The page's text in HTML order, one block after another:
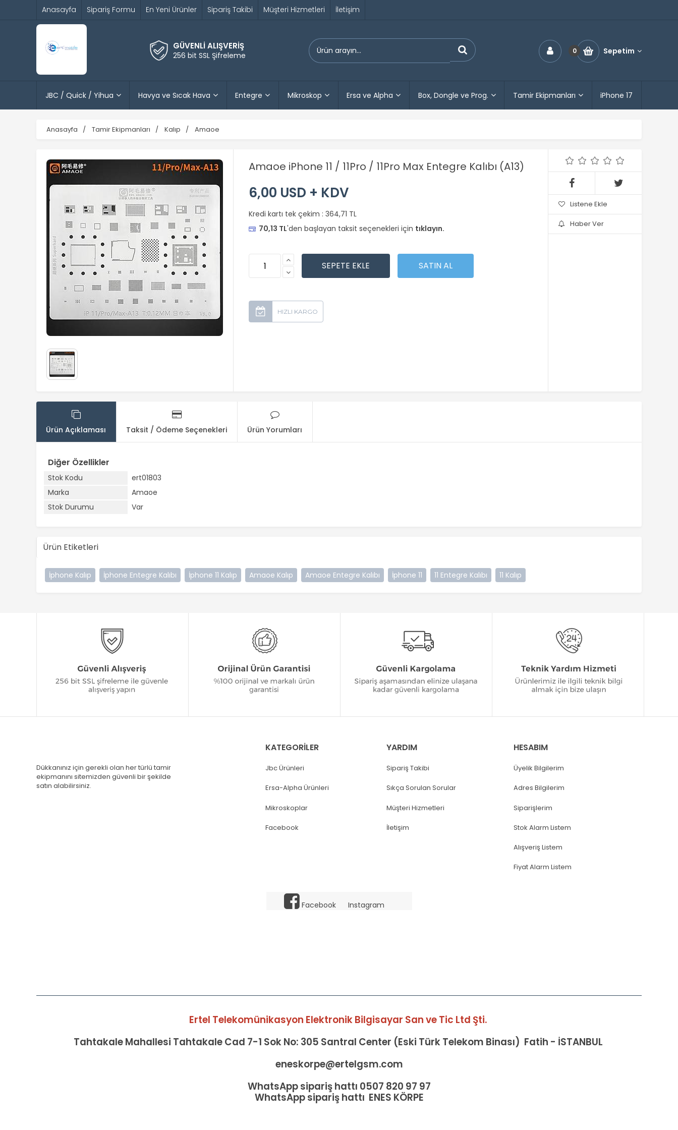
Anasayfa Sipariş Formu En Yeni Ürünler Sipariş Takibi Müşteri Hizmetleri İletişim
GÜVENLİ ALIŞVERİŞ
256 bit SSL Şifreleme 0 Sepetim
JBC / Quick / Yihua Havya ve Sıcak Hava Entegre Mikroskop Ersa ve Alpha Box, Dongle ve Prog. Tamir Ekipmanları iPhone 17
Anasayfa Tamir Ekipmanları Kalıp Amaoe
Amaoe iPhone 11 / 11Pro / 11Pro Max Entegre Kalıbı (A13)
6,00 USD + KDV
Kredi kartı tek çekim : 364,71 TL
70,13 TL'den başlayan taksit seçenekleri için tıklayın.
Listene Ekle
Haber Ver
Ürün Açıklaması Taksit / Ödeme Seçenekleri Ürün Yorumları
Diğer Özellikler
Stok Kodu
ert01803
Marka
Amaoe
Stok Durumu
Var
Ürün Etiketleri
İphone Kalıp İphone Entegre Kalıbı İphone 11 Kalıp Amaoe Kalıp Amaoe Entegre Kalıbı İphone 11 11 Entegre Kalıbı 11 Kalıp
Dükkanınız için gerekli olan her türlü tamir
ekipmanını sitemizden güvenli bir şekilde
satın alabilirsiniz.
KATEGORİLER
Jbc Ürünleri
Ersa-Alpha Ürünleri
Mikroskoplar
Facebook
YARDIM
Sipariş Takibi
Sıkça Sorulan Sorular
Müşteri Hizmetleri
İletişim
HESABIM
Üyelik Bilgilerim
Adres Bilgilerim
Siparişlerim
Stok Alarm Listem
Alışveriş Listem
Fiyat Alarm Listem
Facebook Instagram
Ertel Telekomünikasyon Elektronik Bilgisayar San ve Tic Ltd Şti.
Tahtakale Mahallesi Tahtakale Cad 7-1 Sok No: 305 Santral Center (Eski Türk Telekom Binası) Fatih - İSTANBUL
eneskorpe@ertelgsm.com
WhatsApp sipariş hattı 0507 820 97 97
WhatsApp sipariş hattı ENES KÖRPE